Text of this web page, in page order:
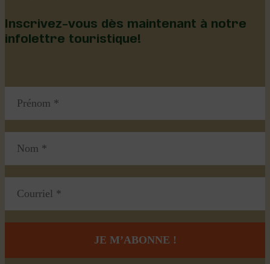
Inscrivez-vous dès maintenant à notre
infolettre touristique!